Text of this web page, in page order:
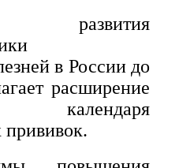
в
развития
в России до
расширение
календаря